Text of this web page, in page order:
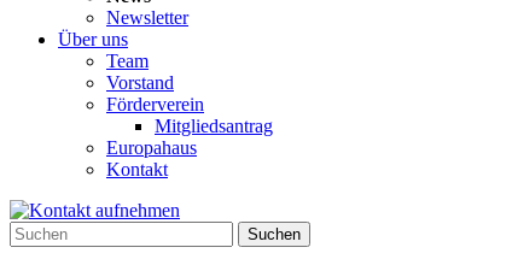
Newsletter
Über uns
Team
Vorstand
Förderverein
Mitgliedsantrag
Europahaus
Kontakt
Suchen